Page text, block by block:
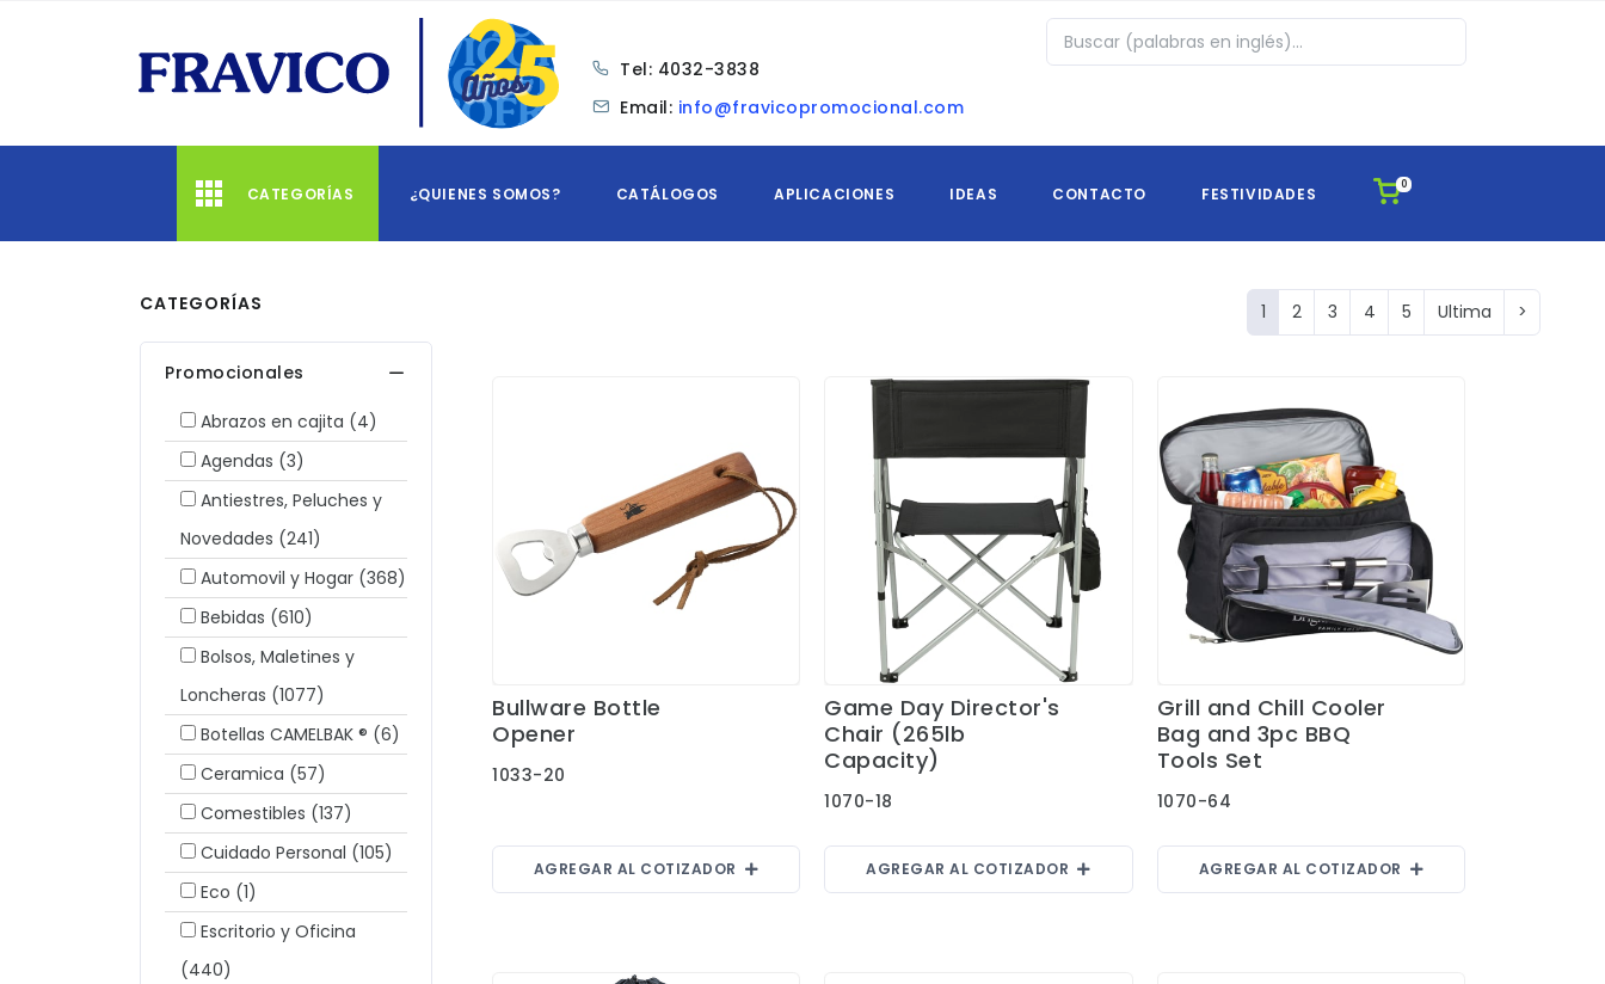
Tel: 4032-3838
Email: info@fravicopromocional.com
CATEGORÍAS ¿QUIENES SOMOS? CATÁLOGOS APLICACIONES IDEAS CONTACTO FESTIVIDADES 0
1 2 3 4 5 Ultima >
Ver Detalles
Bullware Bottle
Opener
1033-20
AGREGAR AL COTIZADOR
Ver Detalles
Game Day Director's
Chair (265lb
Capacity)
1070-18
AGREGAR AL COTIZADOR
Ver Detalles
Grill and Chill Cooler
Bag and 3pc BBQ
Tools Set
1070-64
AGREGAR AL COTIZADOR
CATEGORÍAS
Promocionales
Abrazos en cajita (4)
Agendas (3)
Antiestres, Peluches y
Novedades (241)
Automovil y Hogar (368)
Bebidas (610)
Bolsos, Maletines y
Loncheras (1077)
Botellas CAMELBAK ® (6)
Ceramica (57)
Comestibles (137)
Cuidado Personal (105)
Eco (1)
Escritorio y Oficina
(440)